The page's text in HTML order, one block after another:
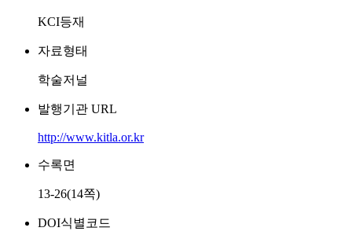
KCI등재
자료형태
학술저널
발행기관 URL
http://www.kitla.or.kr
수록면
13-26(14쪽)
DOI식별코드